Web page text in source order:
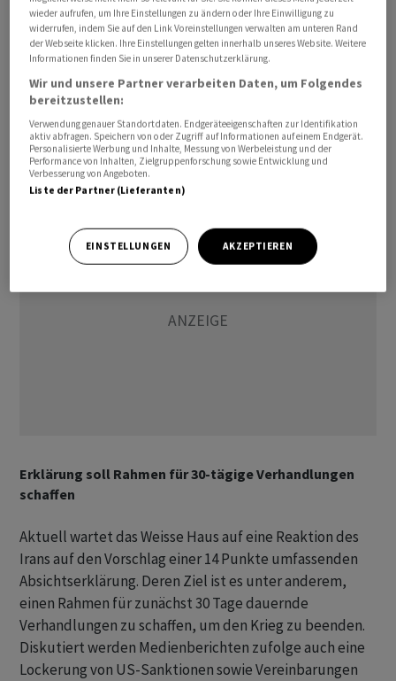
Friedensvereinbarung zu unterzeichnen. Die
Feuerpause gelte aber trotz der Angriffe weiter. Das
iranische Militär erklärte die Gefechte am Freitagabend
für beendet. «Nach einer gewissen Zeit gegenseitigen
Beschusses sind die Kämpfe derzeit eingestellt und die
Lage ruhig», zitierte die iranische Nachrichtenagentur
Tasnim eine namentlich nicht genannte militärische
Quelle.
Erklärung soll Rahmen für 30-tägige Verhandlungen
schaffen
Aktuell wartet das Weisse Haus auf eine Reaktion des
Irans auf den Vorschlag einer 14 Punkte umfassenden
Absichtserklärung. Deren Ziel ist es unter anderem,
einen Rahmen für zunächst 30 Tage dauernde
Verhandlungen zu schaffen, um den Krieg zu beenden.
Diskutiert werden Medienberichten zufolge auch eine
Lockerung von US-Sanktionen sowie Vereinbarungen
wieder aufrufen, um Ihre Einstellungen zu ändern oder Ihre Einwilligung zu
widerrufen, indem Sie auf den Link Voreinstellungen verwalten am unteren Rand
der Webseite klicken. Ihre Einstellungen gelten innerhalb unseres Website. Weitere
Informationen finden Sie in unserer Datenschutzerklärung.
Wir und unsere Partner verarbeiten Daten, um Folgendes
bereitzustellen:
Verwendung genauer Standortdaten. Endgeräteeigenschaften zur Identifikation
aktiv abfragen. Speichern von oder Zugriff auf Informationen auf einem Endgerät.
Personalisierte Werbung und Inhalte, Messung von Werbeleistung und der
Performance von Inhalten, Zielgruppenforschung sowie Entwicklung und
Verbesserung von Angeboten.
Liste der Partner (Lieferanten)
EINSTELLUNGEN AKZEPTIEREN